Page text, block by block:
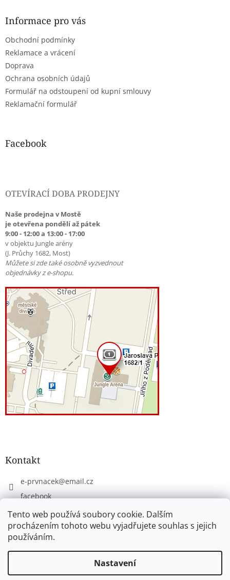
Tento web používá soubory cookie. Dalším
procházením tohoto webu vyjadřujete souhlas s jejich
používáním.
Nastavení
Informace pro vás
Obchodní podmínky
Reklamace a vrácení
Doprava
Ochrana osobních údajů
Formulář na odstoupení od kupní smlouvy
Reklamační formulář
Facebook
OTEVÍRACÍ DOBA PRODEJNY
Naše prodejna v Mostě
je otevřena pondělí až pátek
9:00 - 12:00 a 13:00 - 17:00
v objektu Jungle arény
(J. Průchy 1682, Most)
Můžete si zde také osobně vyzvednout
objednávky z e-shopu.
Kontakt
e-prvnacek@email.cz
facebook
eprvnacek